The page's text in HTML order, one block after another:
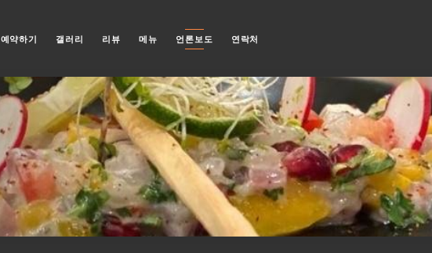
예약하기 갤러리 리뷰 메뉴 언론보도 연락처